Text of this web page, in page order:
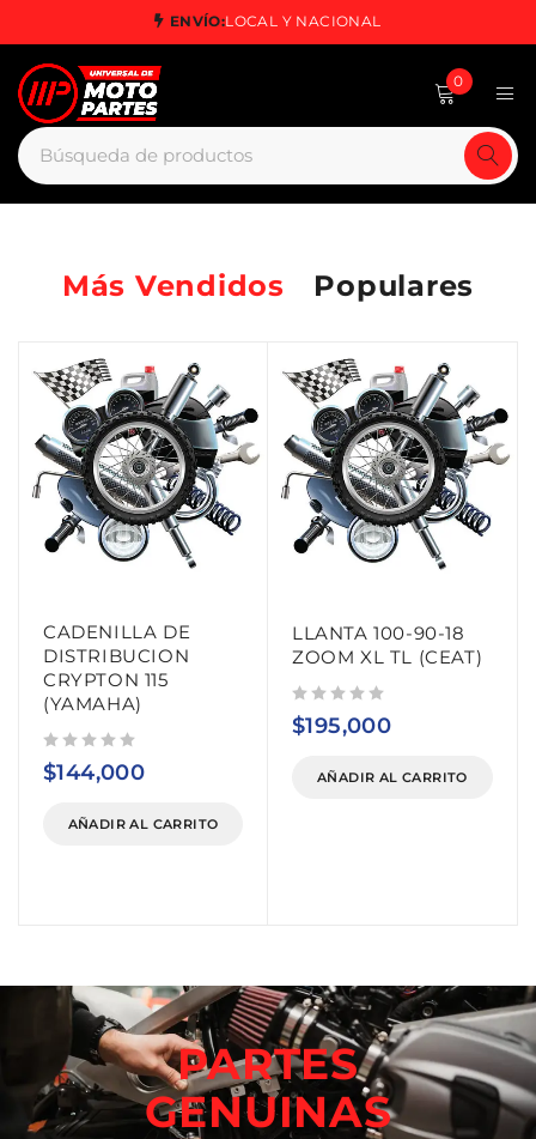
ENVÍO:LOCAL Y NACIONAL
0
Más Vendidos Populares
CADENILLA DE
DISTRIBUCION
CRYPTON 115
(YAMAHA)
$144,000
AÑADIR AL CARRITO
LLANTA 100-90-18
ZOOM XL TL (CEAT)
$195,000
AÑADIR AL CARRITO
PARTES
GENUINAS